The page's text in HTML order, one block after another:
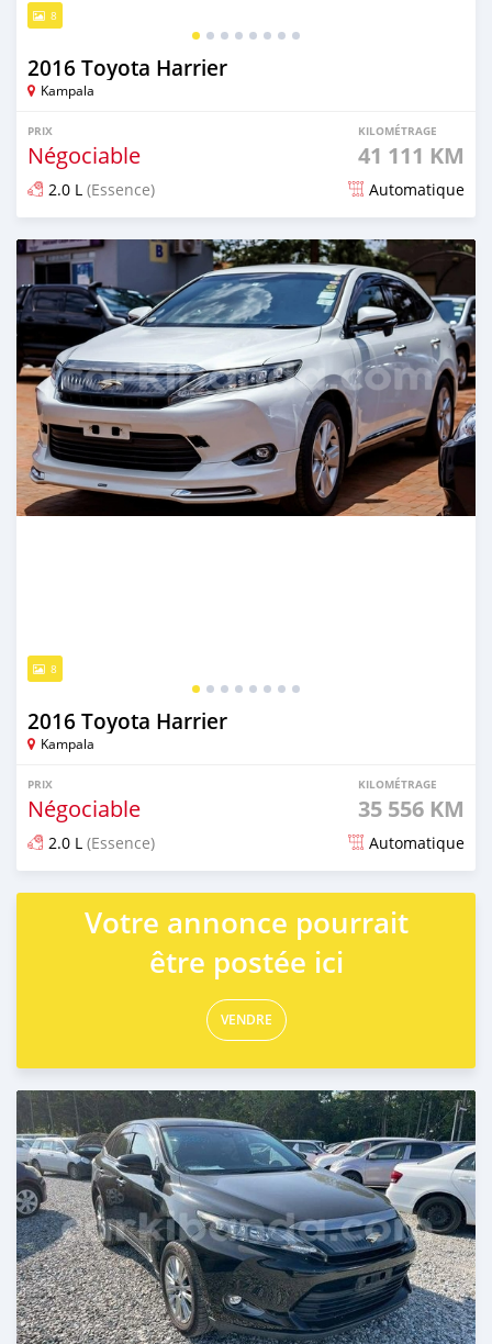
8
2016 Toyota Harrier
Kampala
PRIX
Négociable
KILOMÉTRAGE
41 111 KM
2.0 L (Essence) Automatique
Publié il y a 4 jours
8
2016 Toyota Harrier
Kampala
PRIX
Négociable
KILOMÉTRAGE
35 556 KM
2.0 L (Essence) Automatique
Publié il y a 4 jours
Votre annonce pourrait
être postée ici
VENDRE